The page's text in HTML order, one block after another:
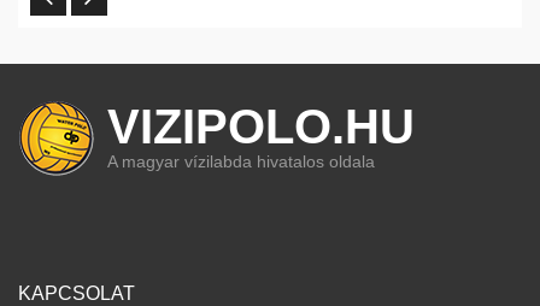
VIZIPOLO.HU
A magyar vízilabda hivatalos oldala
KAPCSOLAT